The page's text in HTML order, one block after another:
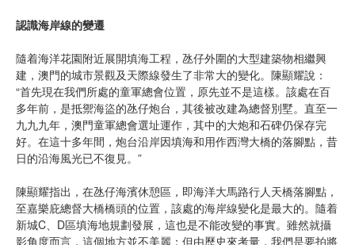
認識海岸線的變遷
隨着海洋花園附近展開填海工程，氹仔外圍的大型建築物相繼興
建，澳門的城市景觀及天際線發生了非常大的變化。陳顯耀說：
“首先現在我們所處的童軍總會位置，原先並不是這樣。該處在百
多年前，是抵禦海盜的氹仔炮台，其後被改建為總督別墅。直至一
九九九年，澳門童軍總會選址運作，其中的大炮和石碑仍保存完
好。在這十多年間，炮台沿岸因填海和用作西灣大橋的落腳點，昔
日的沿海風光已不復見。”
陳顯耀指出，在氹仔海濱休憩區，即海洋大馬路行人天橋落腳點，
至嘉樂庇總督大橋橋頭的位置，該處的海岸線變化是最大的。隨着
新城C、D區填海地規劃發展，這也是不能改變的事實。雖然就攝
影角度而言，這個地方並不美麗；但由歷史來考量，我們是要拍將